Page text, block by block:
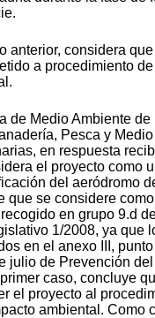
anterior, considera
a procedimiento
de Medio Ambiente
Pesca y Medio
en respuesta
el proyecto como
del aeródromo
que se considere
en grupo 9.d
1/2008, ya que
en el anexo III,
julio de Prevención
caso, concluye
el proyecto al
ambiental. Como